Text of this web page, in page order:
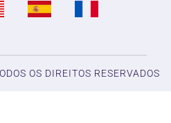
OS DIREITOS RESERVADOS